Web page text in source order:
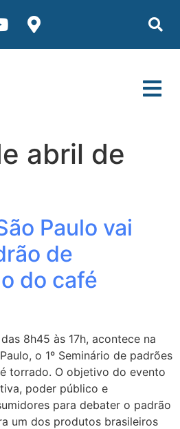
abril de
Paulo vai
de
do café
8h45 às 17h, acontece na
o 1º Seminário de padrões
torrado. O objetivo do evento
poder público e
para debater o padrão
um dos produtos brasileiros